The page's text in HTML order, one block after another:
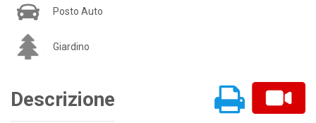
Posto Auto
Giardino
Descrizione